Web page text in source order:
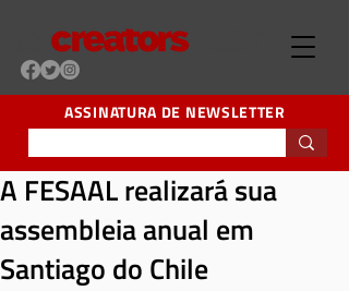
ASSINATURA DE NEWSLETTER
A FESAAL realizará sua
assembleia anual em
Santiago do Chile